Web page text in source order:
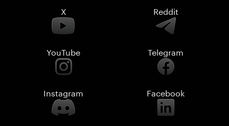
X Reddit
YouTube Telegram
Instagram Facebook